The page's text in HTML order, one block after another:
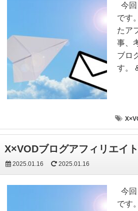
今
です
たア
事、
ブロ
す。
X×VODブログアフィリエイ
2025.01.16 2025.01.16
今
です